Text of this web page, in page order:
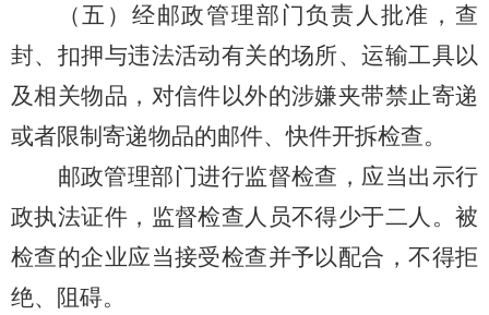
（五）经邮政管理部门负责人批准，查
封、扣押与违法活动有关的场所、运输工具以
及相关物品，对信件以外的涉嫌夹带禁止寄递
或者限制寄递物品的邮件、快件开拆检查。
邮政管理部门进行监督检查，应当出示行
政执法证件，监督检查人员不得少于二人。被
检查的企业应当接受检查并予以配合，不得拒
绝、阻碍。